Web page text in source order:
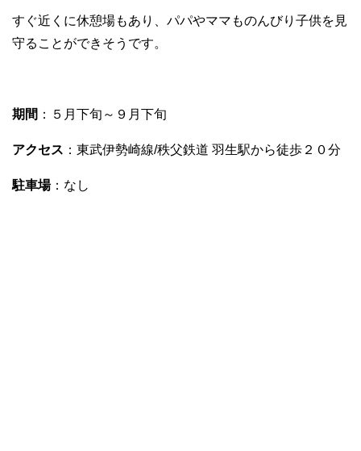
すぐ近くに休憩場もあり、パパやママものんびり子供を見
守ることができそうです。
期間 ：５月下旬～９月下旬
アクセス ：東武伊勢崎線/秩父鉄道 羽生駅から徒歩２０分
駐車場：なし